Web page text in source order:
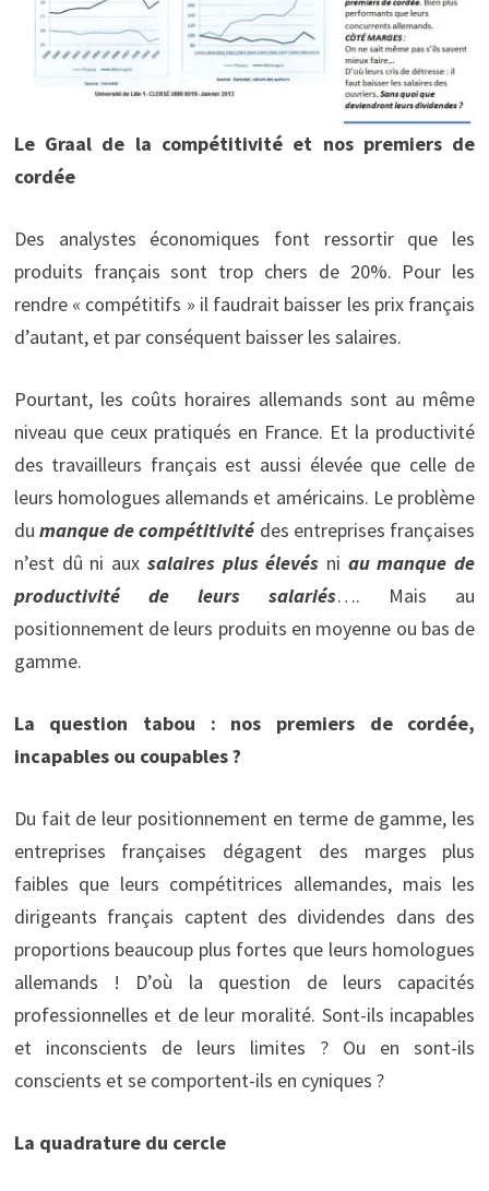
Le Graal de la compétitivité et nos premiers de
cordée
Des analystes économiques font ressortir que les
produits français sont trop chers de 20%. Pour les
rendre « compétitifs » il faudrait baisser les prix français
d’autant, et par conséquent baisser les salaires.
Pourtant, les coûts horaires allemands sont au même
niveau que ceux pratiqués en France. Et la productivité
des travailleurs français est aussi élevée que celle de
leurs homologues allemands et américains. Le problème
dumanque de compétitivité des entreprises françaises
n’est dû ni aux salaires plus élevés ni au manque de
productivité de leurs salariés…. Mais au
positionnement de leurs produits en moyenne ou bas de
gamme.
La question tabou : nos premiers de cordée,
incapables ou coupables ?
Du fait de leur positionnement en terme de gamme, les
entreprises françaises dégagent des marges plus
faibles que leurs compétitrices allemandes, mais les
dirigeants français captent des dividendes dans des
proportions beaucoup plus fortes que leurs homologues
allemands ! D’où la question de leurs capacités
professionnelles et de leur moralité. Sont-ils incapables
et inconscients de leurs limites ? Ou en sont-ils
conscients et se comportent-ils en cyniques ?
La quadrature du cercle